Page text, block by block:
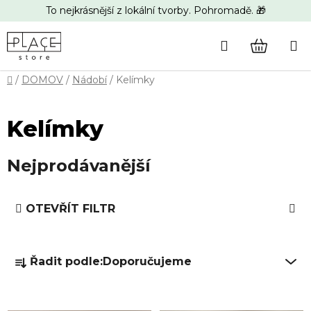
na
obsah
To nejkrásnější z lokální tvorby. Pohromadě. 🎁
Hledat
Domů
/ DOMOV / Nádobí / Kelímky
Kelímky
Nejprodávanější
a
e
Řadit podle:Doporučujeme
OTEVŘÍT FILTR
r